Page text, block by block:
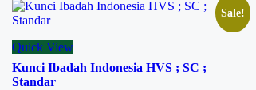
Sale!
Quick View
Kunci Ibadah Indonesia HVS ; SC ;
Standar